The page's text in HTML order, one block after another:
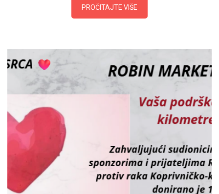
PROČITAJTE VIŠE